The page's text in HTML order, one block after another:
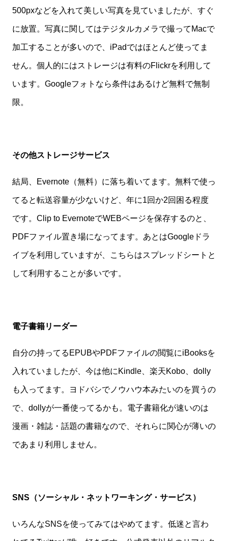
500pxなどを入れて美しい写真を見ていましたが、すぐ
に放置。写真に関してはテジタルカメラで撮ってMacで
加工することが多いので、iPadではほとんど使ってま
せん。個人的にはストレージは有料のFlickrを利用して
います。Googleフォトなら条件はあるけど無料で無制
限。
その他ストレージサービス
結局、Evernote（無料）に落ち着いてます。無料で使っ
てると転送容量が少ないけど、年に1回か2回困る程度
です。Clip to EvernoteでWEBページを保存するのと、
PDFファイル置き場になってます。あとはGoogleドラ
イブを利用していますが、こちらはスプレッドシートと
して利用することが多いです。
電子書籍リーダー
自分の持ってるEPUBやPDFファイルの閲覧にiBooksを
入れていましたが、今は他にKindle、楽天Kobo、dolly
も入ってます。ヨドバシでノウハウ本みたいのを買うの
で、dollyが一番使ってるかも。電子書籍化が速いのは
漫画・雑誌・話題の書籍なので、それらに関心が薄いの
であまり利用しません。
SNS（ソーシャル・ネットワーキング・サービス）
いろんなSNSを使ってみてはやめてます。低迷と言わ